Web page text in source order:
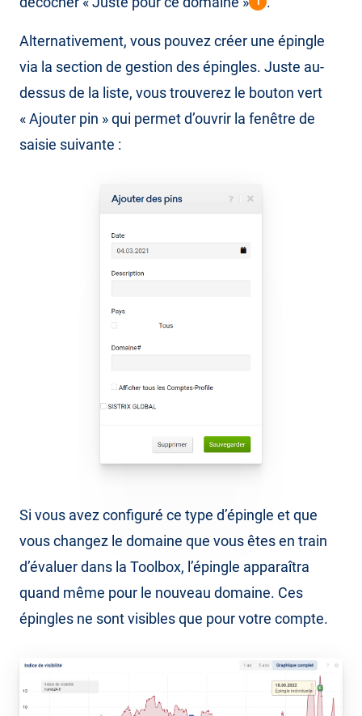
Alternativement, vous pouvez créer une épingle
via la section de gestion des épingles. Juste au-
dessus de la liste, vous trouverez le bouton vert
« Ajouter pin » qui permet d’ouvrir la fenêtre de
saisie suivante :
Si vous avez configuré ce type d’épingle et que
vous changez le domaine que vous êtes en train
d’évaluer dans la Toolbox, l’épingle apparaîtra
quand même pour le nouveau domaine. Ces
épingles ne sont visibles que pour votre compte.